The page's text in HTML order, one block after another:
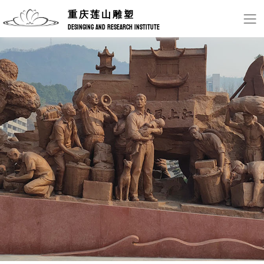
重庆莲山雕塑
DESINGING AND RESEARCH INSTITUTE